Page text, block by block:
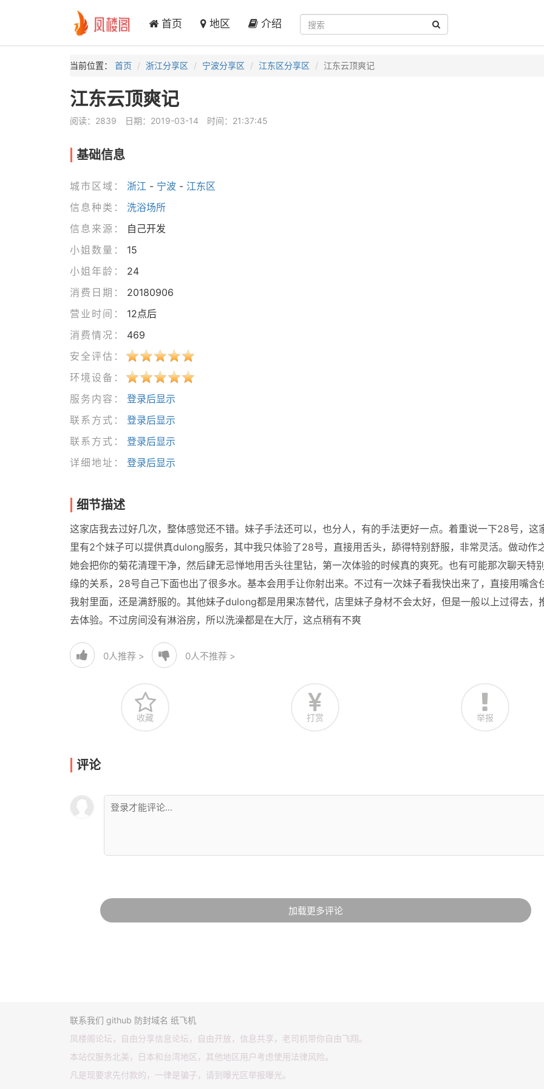
首页 地区 介绍
当前位置： 首页 浙江分享区 宁波分享区 江东区分享区 江东云顶爽记
江东云顶爽记
阅读：2839 日期：2019-03-14 时间：21:37:45
基础信息
城市区域： 浙江 - 宁波- 江东区
信息种类：
洗浴场所
信息来源：
自己开发
小姐数量：
15
小姐年龄：
24
消费日期：
20180906
营业时间：
12点后
消费情况：
469
安全评估：
环境设备：
服务内容：
登录后显示
联系方式：
登录后显示
联系方式：
登录后显示
详细地址：
登录后显示
细节描述
这家店我去过好几次，整体感觉还不错。妹子手法还可以，也分人，有的手法更好一点。着重说一下28号，这
里有2个妹子可以提供真dulong服务，其中我只体验了28号，直接用舌头，舔得特别舒服，非常灵活。做动作
她会把你的菊花清理干净，然后肆无忌惮地用舌头往里钻，第一次体验的时候真的爽死。也有可能那次聊天特
缘的关系，28号自己下面也出了很多水。基本会用手让你射出来。不过有一次妹子看我快出来了，直接用嘴含
我射里面，还是满舒服的。其他妹子dulong都是用果冻替代，店里妹子身材不会太好，但是一般以上过得去，
去体验。不过房间没有淋浴房，所以洗澡都是在大厅，这点稍有不爽
0人推荐 > 0人不推荐 >
收藏 打赏 举报
评论
加载更多评论
联系我们 github 防封域名 纸飞机
凤楼阁论坛，自由分享信息论坛，自由开放，信息共享，老司机带你自由飞翔。
本站仅服务北美，日本和台湾地区，其他地区用户考虑使用法律风险。
凡是现要求先付款的，一律是骗子，请到曝光区举报曝光。